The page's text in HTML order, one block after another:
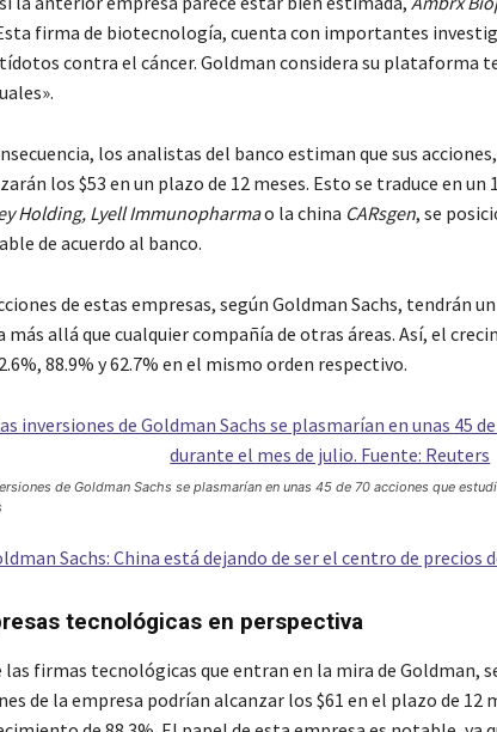
firma de biotecnología, cuenta con importantes
contra el cáncer. Goldman considera su plataforma
los analistas del banco estiman que sus
los $53 en un plazo de 12 meses. Esto se traduce en
Holding, Lyell Immunopharmao la china CARsgen, se
de acuerdo al banco.
de estas empresas, según Goldman Sachs, tendrán
más allá que cualquier compañía de otras áreas. Así, el
88.9% y 62.7% en el mismo orden respectivo.
de Goldman Sachs se plasmarían en unas 45 de 70 acciones que
Sachs: China está dejando de ser el centro de precios
tecnológicas en perspectiva
las firmas tecnológicas que entran en la mira de Goldman,
de la empresa podrían alcanzar los $61 en el plazo de 12